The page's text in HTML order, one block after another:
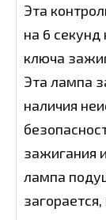
Эта
на 6
ключа
Эта лампа
наличия
зажигания
лампа